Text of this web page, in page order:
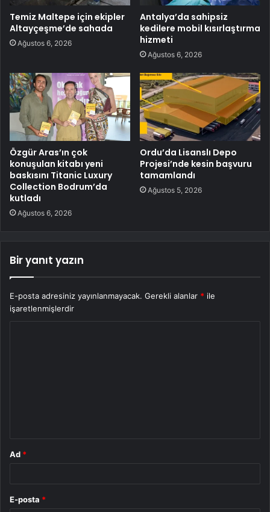
Temiz Maltepe için ekipler
Altayçeşme’de sahada
Ağustos 6, 2026
Antalya’da sahipsiz
kedilere mobil kısırlaştırma
hizmeti
Ağustos 6, 2026
Özgür Aras’ın çok
konuşulan kitabı yeni
baskısını Titanic Luxury
Collection Bodrum’da
kutladı
Ağustos 6, 2026
Ordu’da Lisanslı Depo
Projesi’nde kesin başvuru
tamamlandı
Ağustos 5, 2026
Bir yanıt yazın
E-posta adresiniz yayınlanmayacak. Gerekli alanlar * ile
işaretlenmişlerdir
Ad *
E-posta *